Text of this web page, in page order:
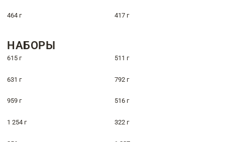
464 г 417 г
НАБОРЫ
615 г 511 г
631 г 792 г
959 г 516 г
1 254 г 322 г